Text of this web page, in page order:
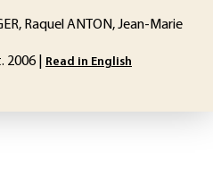
Raquel ANTON, Jean-Marie
2006 | Read in English